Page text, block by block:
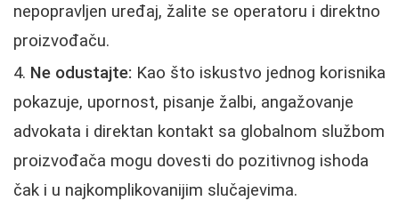
nepopravljen uređaj, žalite se operatoru i direktno
proizvođaču.
Ne odustajte: Kao što iskustvo jednog korisnika
pokazuje, upornost, pisanje žalbi, angažovanje
advokata i direktan kontakt sa globalnom službom
proizvođača mogu dovesti do pozitivnog ishoda
čak i u najkomplikovanijim slučajevima.